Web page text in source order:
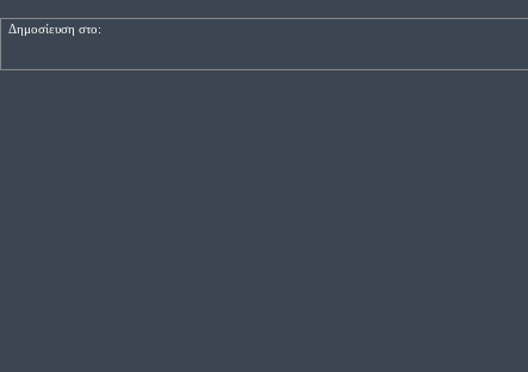
Δημοσίευση στο: